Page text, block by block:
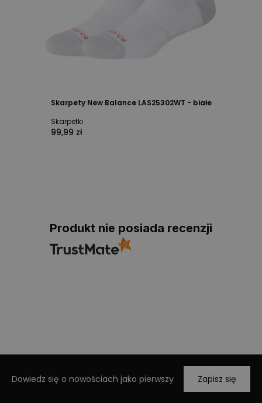
Skarpety New Balance LAS25302WT - białe
Skarpetki
99,99 zł
Produkt nie posiada recenzji
Dowiedz się o nowościach jako pierwszy Zapisz się